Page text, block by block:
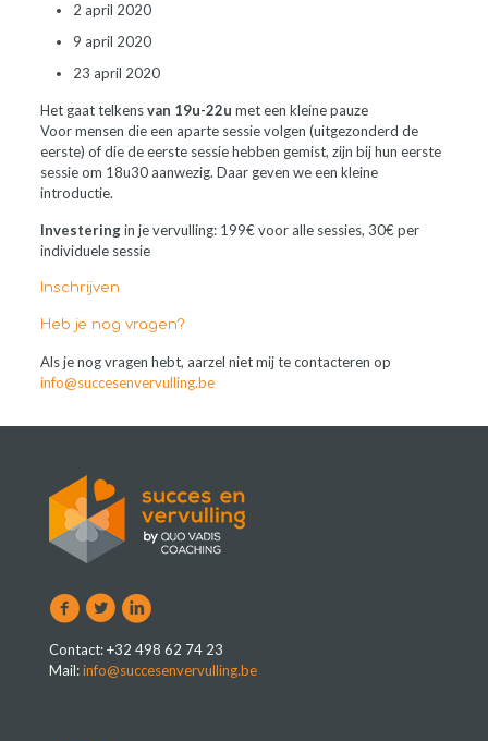
2 april 2020
9 april 2020
23 april 2020
Het gaat telkensvan 19u-22u met een kleine pauze
Voor mensen die een aparte sessie volgen (uitgezonderd de
eerste) of die de eerste sessie hebben gemist, zijn bij hun eerste
sessie om 18u30 aanwezig. Daar geven we een kleine
introductie.
Investeringin je vervulling: 199€ voor alle sessies, 30€ per
individuele sessie
Inschrijven
Heb je nog vragen?
Als je nog vragen hebt, aarzel niet mij te contacteren op
info@succesenvervulling.be
Contact: +32 498 62 74 23
Mail:info@succesenvervulling.be